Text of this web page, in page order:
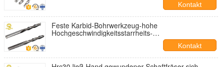
Kontakt
Feste Karbid-Bohrwerkzeug-hohe
Hochgeschwindigkeitsstarrheits-
Automobilverjüngungs-Bohrwerkzeuge
Kontakt